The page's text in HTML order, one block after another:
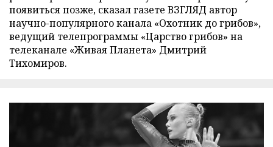
появиться позже, сказал газете ВЗГЛЯД автор
научно-популярного канала «Охотник до грибов»,
ведущий телепрограммы «Царство грибов» на
телеканале «Живая Планета» Дмитрий
Тихомиров.